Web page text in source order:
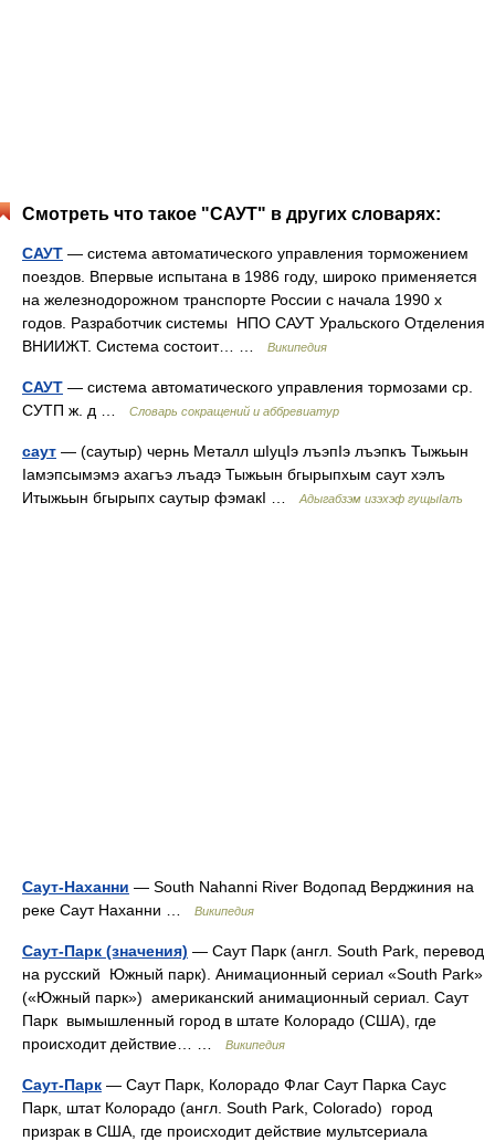
Смотреть что такое "САУТ" в других словарях:
САУТ — система автоматического управления торможением
поездов. Впервые испытана в 1986 году, широко применяется
на железнодорожном транспорте России с начала 1990 х
годов. Разработчик системы НПО САУТ Уральского Отделения
ВНИИЖТ. Система состоит… …
Википедия
САУТ — система автоматического управления тормозами ср.
СУТП ж. д …
Словарь сокращений и аббревиатур
саут — (саутыр) чернь Металл шIуцIэ лъэпIэ лъэпкъ Тыжьын
Iамэпсымэмэ ахагъэ лъадэ Тыжьын бгырыпхым саут хэлъ
Итыжьын бгырыпх саутыр фэмакI …
Адыгабзэм изэхэф гущыIалъ
Саут-Наханни — South Nahanni River Водопад Верджиния на
реке Саут Наханни …
Википедия
Саут-Парк (значения) — Саут Парк (англ. South Park, перевод
на русский Южный парк). Анимационный сериал «South Park»
(«Южный парк») американский анимационный сериал. Саут
Парк вымышленный город в штате Колорадо (США), где
происходит действие… …
Википедия
Саут-Парк — Саут Парк, Колорадо Флаг Саут Парка Саус
Парк, штат Колорадо (англ. South Park, Colorado) город
призрак в США, где происходит действие мультсериала